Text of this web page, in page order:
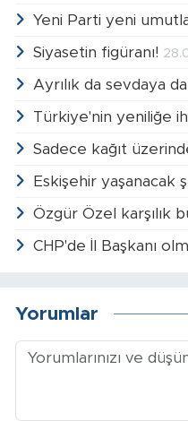
Yeni Parti yeni
Siyasetin figüranı!
Ayrılık da sevdaya
Türkiye'nin yeniliğe
Sadece kağıt
Eskişehir yaşanacak
Özgür Özel karşılık
CHP'de İl Başkanı
Yorumlar